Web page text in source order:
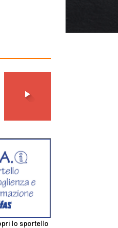
lo sportello